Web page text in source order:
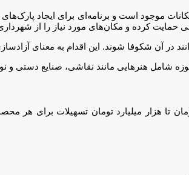
موجود است و برنامه‌ای برای ایجاد
کرده و مکان‌های مورد نیاز را از
آن شکوفا شوند. این اقدام به معنای
شامل هنرهایی مانند نقاشی، صنایع دستی
تا هزار میلیارد تومان تسهیلات برای هر